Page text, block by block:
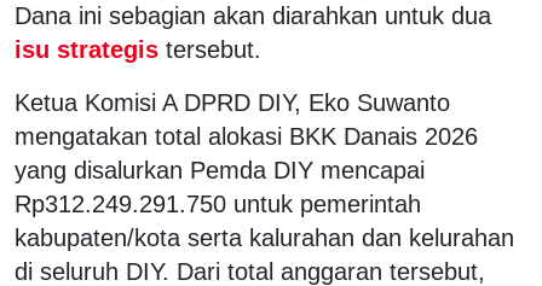
Dana ini sebagian akan diarahkan untuk dua
isu strategis tersebut.
Ketua Komisi A DPRD DIY, Eko Suwanto
mengatakan total alokasi BKK Danais 2026
yang disalurkan Pemda DIY mencapai
Rp312.249.291.750 untuk pemerintah
kabupaten/kota serta kalurahan dan kelurahan
di seluruh DIY. Dari total anggaran tersebut,